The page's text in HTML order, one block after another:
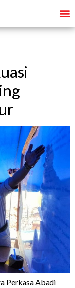
Perkasa Abadi